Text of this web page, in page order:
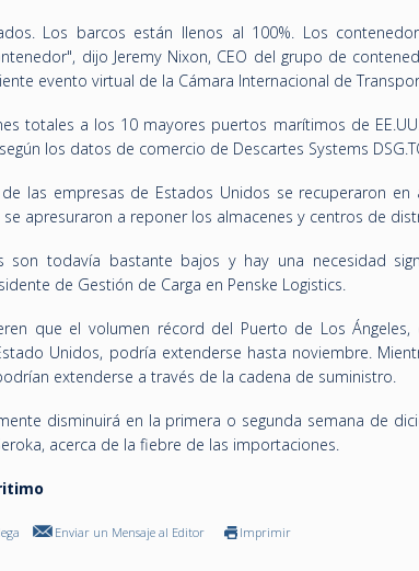
Los barcos están llenos al 100%. Los
dijo Jeremy Nixon, CEO del grupo de
evento virtual de la Cámara Internacional de
totales a los 10 mayores puertos marítimos de
los datos de comercio de Descartes Systems
las empresas de Estados Unidos se recuperaron
apresuraron a reponer los almacenes y centros de
son todavía bastante bajos y hay una necesidad
de Gestión de Carga en Penske Logistics.
que el volumen récord del Puerto de Los
Unidos, podría extenderse hasta noviembre.
extenderse a través de la cadena de suministro.
disminuirá en la primera o segunda semana de
acerca de la fiebre de las importaciones.
Enviar un Mensaje al Editor Imprimir